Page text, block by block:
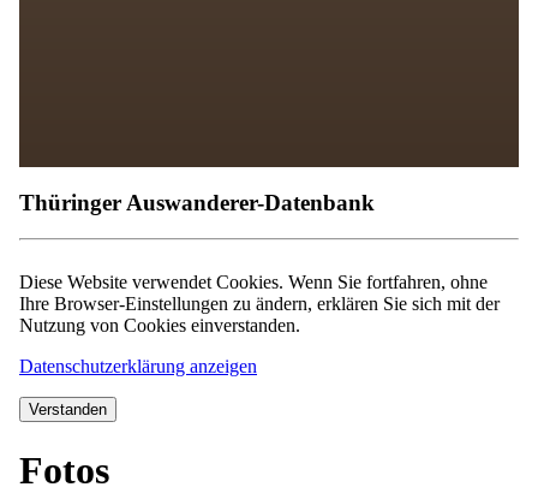
Thüringer Auswanderer-Datenbank
Diese Website verwendet Cookies. Wenn Sie fortfahren, ohne
Ihre Browser-Einstellungen zu ändern, erklären Sie sich mit der
Nutzung von Cookies einverstanden.
Datenschutzerklärung anzeigen
Verstanden
Fotos